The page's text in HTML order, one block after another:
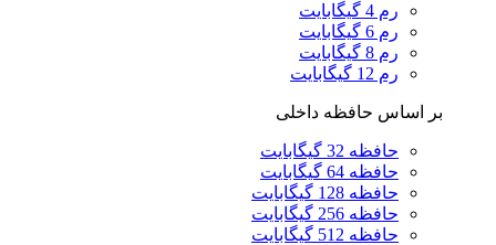
رم 4 گیگابایت
رم 6 گیگابایت
رم 8 گیگابایت
رم 12 گیگابایت
بر اساس حافظه داخلی
حافظه 32 گیگابایت
حافظه 64 گیگابایت
حافظه 128 گیگابایت
حافظه 256 گیگابایت
حافظه 512 گیگابایت